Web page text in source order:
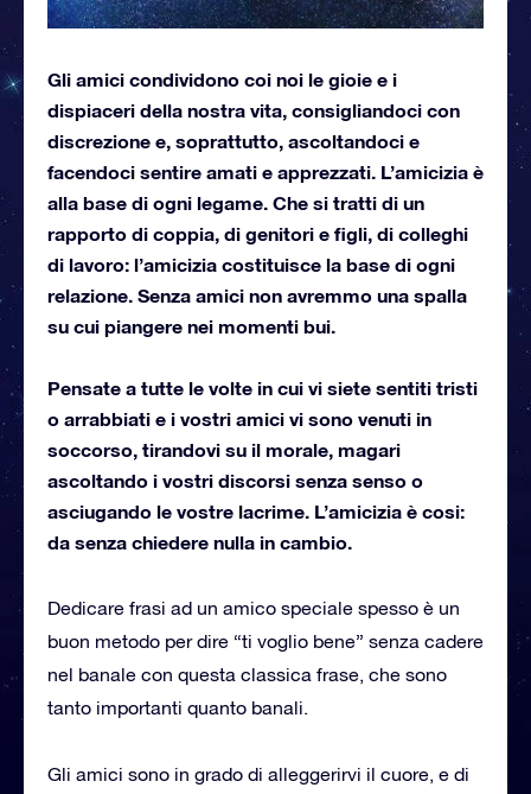
Gli amici condividono coi noi le gioie e i
dispiaceri della nostra vita, consigliandoci con
discrezione e, soprattutto, ascoltandoci e
facendoci sentire amati e apprezzati. L’amicizia è
alla base di ogni legame. Che si tratti di un
rapporto di coppia, di genitori e figli, di colleghi
di lavoro: l’amicizia costituisce la base di ogni
relazione. Senza amici non avremmo una spalla
su cui piangere nei momenti bui.
Pensate a tutte le volte in cui vi siete sentiti tristi
o arrabbiati e i vostri amici vi sono venuti in
soccorso, tirandovi su il morale, magari
ascoltando i vostri discorsi senza senso o
asciugando le vostre lacrime. L’amicizia è cosi:
da senza chiedere nulla in cambio.
Dedicare frasi ad un amico speciale spesso è un
buon metodo per dire “ti voglio bene” senza cadere
nel banale con questa classica frase, che sono
tanto importanti quanto banali.
Gli amici sono in grado di alleggerirvi il cuore, e di